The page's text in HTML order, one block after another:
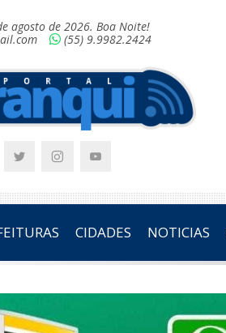
agosto de 2026. Boa Noite!
(55) 9.9982.2424
CIDADES NOTICIAS